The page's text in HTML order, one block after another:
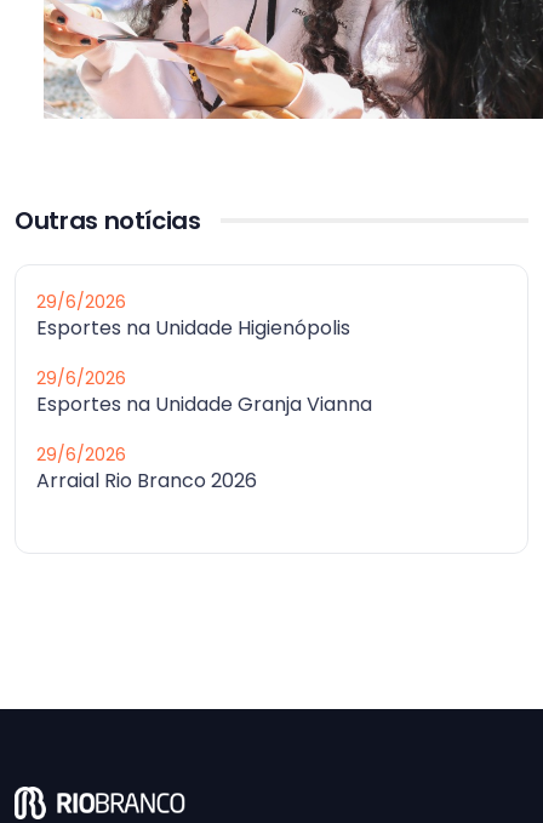
Outras notícias
29/6/2026
Esportes na Unidade Higienópolis
29/6/2026
Esportes na Unidade Granja Vianna
29/6/2026
Arraial Rio Branco 2026